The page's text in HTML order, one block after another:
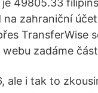
je 49805.33
zahraniční
TransferWise
zadáme
ale i tak to